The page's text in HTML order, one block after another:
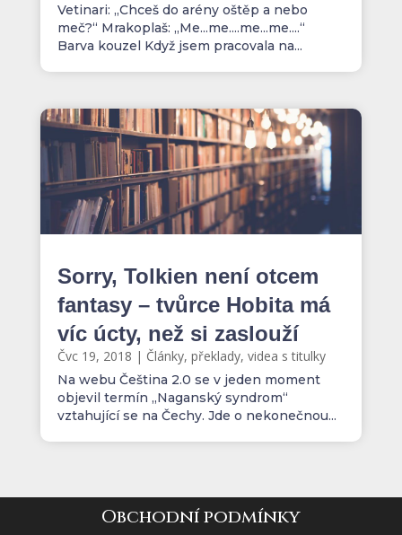
Vetinari: „Chceš do arény oštěp a nebo
meč?“ Mrakoplaš: „Me...me....me...me....“
Barva kouzel Když jsem pracovala na...
Sorry, Tolkien není otcem
fantasy – tvůrce Hobita má
víc úcty, než si zaslouží
Čvc 19, 2018 | Články, překlady, videa s titulky
Na webu Čeština 2.0 se v jeden moment
objevil termín „Naganský syndrom“
vztahující se na Čechy. Jde o nekonečnou...
Obchodní podmínky